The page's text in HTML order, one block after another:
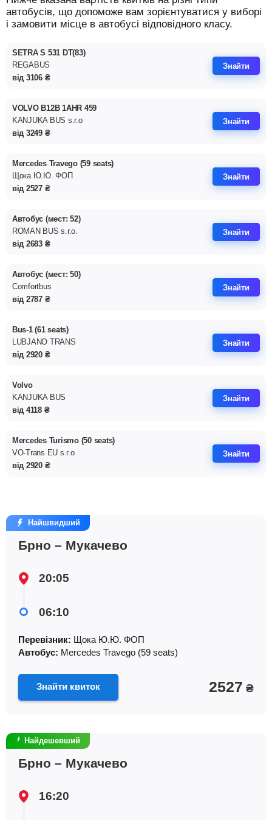
автобусів, що допоможе вам зорієнтуватися у виборі
і замовити місце в автобусі відповідного класу.
SETRA S 531 DT(83)
REGABUS
від 3106 ₴
Знайти
Автобус (мест: 50)
Comfortbus
від 2787 ₴
Знайти
VOLVO B12B 1AHR 459
KANJUKA BUS s.r.o
від 3249 ₴
Знайти
Bus-1 (61 seats)
LUBJANO TRANS
від 2920 ₴
Знайти
Mercedes Travego (59 seats)
Щока Ю.Ю. ФОП
від 2527 ₴
Знайти
Volvo
KANJUKA BUS
від 4118 ₴
Знайти
Автобус (мест: 52)
ROMAN BUS s.r.o.
від 2683 ₴
Знайти
Mercedes Turismo (50 seats)
VO-Trans EU s.r.o
від 2920 ₴
Знайти
Найшвидший
Брно – Мукачево
20:05
06:10
Перевізник: Щока Ю.Ю. ФОП
Автобус: Mercedes Travego (59 seats)
Знайти квиток 2527 ₴
Найдешевший
Брно – Мукачево
16:20